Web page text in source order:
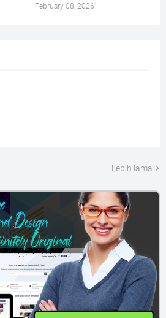
February 08, 2026
Lebih lama